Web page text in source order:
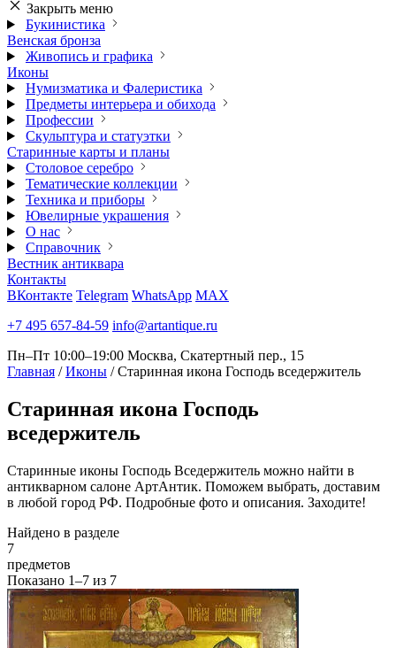
Закрыть меню
Букинистика
Венская бронза
Живопись и графика
Иконы
Нумизматика и Фалеристика
Предметы интерьера и обихода
Профессии
Скульптура и статуэтки
Старинные карты и планы
Столовое серебро
Тематические коллекции
Техника и приборы
Ювелирные украшения
О нас
Справочник
Вестник антиквара
Контакты
ВКонтакте Telegram WhatsApp MAX
+7 495 657-84-59 info@artantique.ru
Пн–Пт 10:00–19:00 Москва, Скатертный пер., 15
Главная / Иконы / Старинная икона Господь вседержитель
Старинная икона Господь
вседержитель
Старинные иконы Господь Вседержитель можно найти в
антикварном салоне АртАнтик. Поможем выбрать, доставим
в любой город РФ. Подробные фото и описания. Заходите!
Найдено в разделе
7
предметов
Показано 1–7 из 7